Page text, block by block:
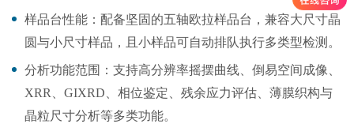
样品台性能：配备坚固的五轴欧拉样品台，兼容大尺寸晶
圆与小尺寸样品，且小样品可自动排队执行多类型检测。
分析功能范围： 支持高分辨率摇摆曲线、倒易空间成像、
XRR
GIXRD 、相位鉴定、残余应力评估、薄膜织构与
晶粒尺寸分析等多类功能。